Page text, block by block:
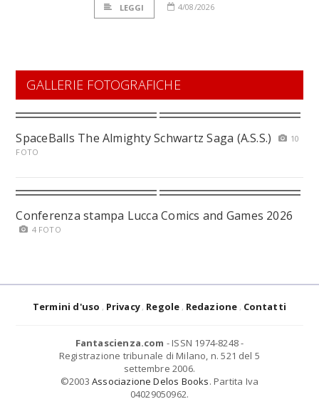
LEGGI 4/08/2026
GALLERIE FOTOGRAFICHE
SpaceBalls The Almighty Schwartz Saga (A.S.S.)
10
FOTO
Conferenza stampa Lucca Comics and Games 2026
4 FOTO
Termini d'uso Privacy Regole Redazione Contatti
Fantascienza.com - ISSN 1974-8248 -
Registrazione tribunale di Milano, n. 521 del 5
settembre 2006.
©2003 Associazione Delos Books. Partita Iva
04029050962.